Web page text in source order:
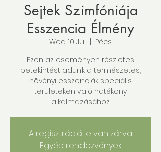
Sejtek Szimfóniája
Esszencia Élmény
Wed 10 Jul
Pécs
Ezen az eseményen részletes
betekintést adunk a természetes,
növényi esszenciák speciális
területeken való hatékony
alkalmazásához.
A regisztráció le van zárva
Egyéb rendezvények